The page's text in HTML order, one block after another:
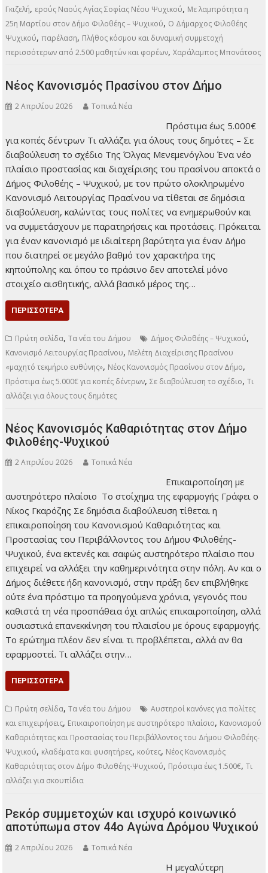
ΠΕΡΙΣΣΌΤΕΡΑ
Παιδεία,Πολιτιστικά,Πρώτη σελίδα 25η Μαρτίου,Αγίας
Φιλοθέης,Αγίου Δημητρίου Ψυχικού,Αντιδήμαρχος Παιδείας Αλίκη
25η Μαρτίου στον Δήμο Φιλοθέης – Ψυχικού ,Ο Δήμαρχος Φιλοθέης
Ψυχικού
Πλήθος κόσμου και δυναμική συμμετοχή
περισσότερων από 2.500 μαθητών και φορέων
Νέος Κανονισμός Πρασίνου στον Δήμο
2 Απριλίου 2026 Τοπικά Νέα
Πρόστιμα έως 5.000€
για κοπές δέντρων Τι
αλλάζει για όλους
τους δημότες – Σε
διαβούλευση το
σχέδιο Της Όλγας
Μενεμενόγλου Ένα
νέο πλαίσιο
διαχείρισης του πρασίνου αποκτά ο Δήμος Φιλοθέης –
Λειτουργίας Πρασίνου να τίθεται σε δημόσια διαβούλευση,
καλώντας τους πολίτες να ενημερωθούν και να
συμμετάσχουν με παρατηρήσεις και προτάσεις. Πρόκειται
για έναν κανονισμό με ιδιαίτερη βαρύτητα για έναν Δήμο
που διατηρεί σε μεγάλο βαθμό τον χαρακτήρα της
στοιχείο αισθητικής, αλλά βασικό μέρος της…
Δήμος Φιλοθέης – Ψυχικού
Κανονισμό Λειτουργίας Πρασίνου,Μελέτη Διαχείρισης Πρασίνου
«μαχητό τεκμήριο ευθύνης»,Νέος Κανονισμός Πρασίνου στον Δήμο
Πρόστιμα έως 5.000€ για κοπές δέντρων ,Σε διαβούλευση το σχέδιο
αλλάζει για όλους τους δημότες
Νέος Κανονισμός Καθαριότητας στον Δήμο
Φιλοθέης-Ψυχικού
2 Απριλίου 2026 Τοπικά Νέα
Επικαιροποίηση με
αυστηρότερο πλαίσιο
Νίκος Γκαρόζης Σε δημόσια διαβούλευση τίθεται η
Προστασίας του Περιβάλλοντος του Δήμου Φιλοθέης-
Ψυχικού, ένα εκτενές και σαφώς αυστηρότερο πλαίσιο που
επιχειρεί να αλλάξει την καθημερινότητα στην πόλη. Αν και ο
Δήμος διέθετε ήδη κανονισμό, στην πράξη δεν επιβλήθηκε
ούτε ένα πρόστιμο τα προηγούμενα χρόνια, γεγονός που
καθιστά τη νέα προσπάθεια όχι απλώς επικαιροποίηση, αλλά
Το ερώτημα πλέον δεν είναι τι προβλέπεται, αλλά αν θα
εφαρμοστεί. Τι αλλάζει στην…
ΠΕΡΙΣΣΌΤΕΡΑ